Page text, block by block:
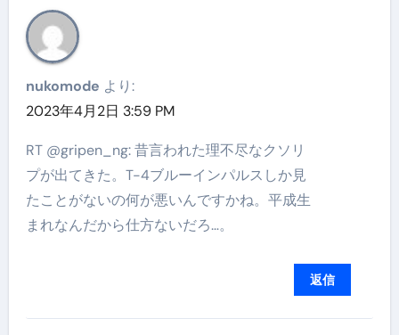
nukomode より:
2023年4月2日 3:59 PM
RT @gripen_ng: 昔言われた理不尽なクソリ
プが出てきた。T-4ブルーインパルスしか見
たことがないの何が悪いんですかね。平成生
まれなんだから仕方ないだろ…。
返信